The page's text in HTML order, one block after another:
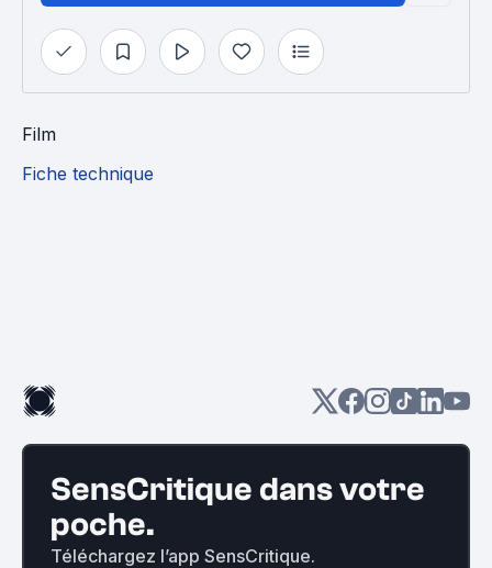
Film
Fiche technique
SensCritique dans votre
poche.
Téléchargez l’app SensCritique.